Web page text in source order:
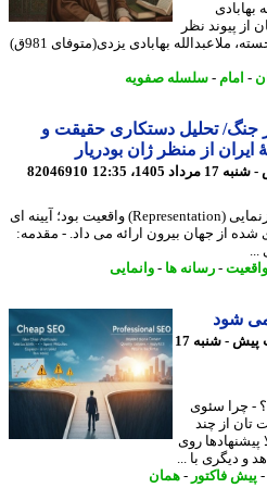
از پیوند نظر
و عمل است. - حکیم و منطق دان برجسته، ملاعبدالله بهابادی یزدی(متوفای 981ق)
-سلسله صفویه
تحلیل دستکاری حقیقت و
از منظر ژان بودریار
82046910
در جهان مدرن، رسانه ابزاری برای بازنمایی (Representation) واقعیت بود؛ آیینه ای
از جهان بیرون ارائه می داد. - مقدمه:
-رسانه ها- وانمایی
46 ساعت پیش - شنبه 17
سئوی
از چند
روی
با ...
فاکتور-همان